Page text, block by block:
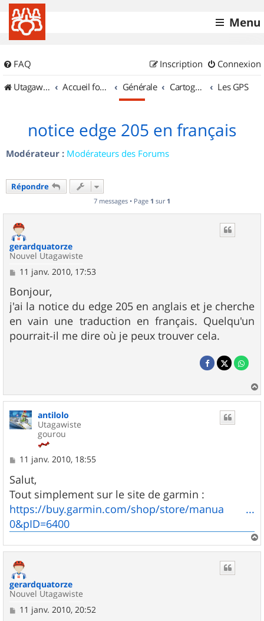
Menu
FAQ Connexion
Inscription
UtagawaVTT (Randos VTT et VTTAE avec traces GPS)
Accueil forum Générale Cartographie et GPS Les GPS
notice edge 205 en français
Modérateur : Modérateurs des Forums
Répondre
7 messages • Page 1 sur 1
gerardquatorze
Nouvel Utagawiste
M
s
s
a
g
e
11 janv. 2010, 17:53
Bonjour,
j'ai la notice du edge 205 en anglais et je cherche
en vain une traduction en français. Quelqu'un
pourrait-il me dire où je peux trouver cela.
a
antilolo
Utagawiste
gourou
M
s
s
a
g
e
11 janv. 2010, 18:55
Salut,
Tout simplement sur le site de garmin :
https://buy.garmin.com/shop/store/manua ...
0&pID=6400
a
gerardquatorze
Nouvel Utagawiste
M11 janv. 2010, 20:52